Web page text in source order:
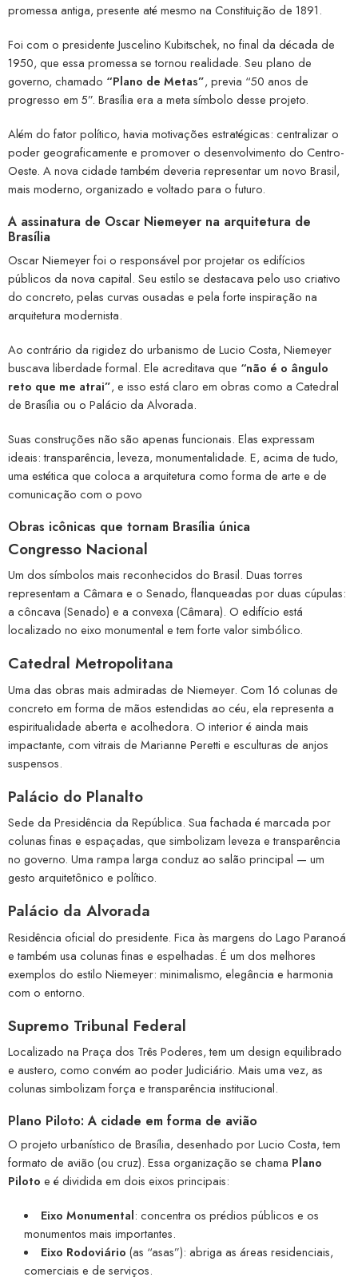
promessa antiga, presente até mesmo na Constituição de 1891.
Foi com o presidente Juscelino Kubitschek, no final da década de
1950, que essa promessa se tornou realidade. Seu plano de
governo, chamado “Plano de Metas”, previa “50 anos de
progresso em 5”. Brasília era a meta símbolo desse projeto.
Além do fator político, havia motivações estratégicas: centralizar o
poder geograficamente e promover o desenvolvimento do Centro-
Oeste. A nova cidade também deveria representar um novo Brasil,
mais moderno, organizado e voltado para o futuro.
A assinatura de Oscar Niemeyer na arquitetura de
Brasília
Oscar Niemeyer foi o responsável por projetar os edifícios
públicos da nova capital. Seu estilo se destacava pelo uso criativo
do concreto, pelas curvas ousadas e pela forte inspiração na
arquitetura modernista.
Ao contrário da rigidez do urbanismo de Lucio Costa, Niemeyer
buscava liberdade formal. Ele acreditava que “não é o ângulo
reto que me atrai”, e isso está claro em obras como a Catedral
de Brasília ou o Palácio da Alvorada.
Suas construções não são apenas funcionais. Elas expressam
ideais: transparência, leveza, monumentalidade. E, acima de tudo,
uma estética que coloca a arquitetura como forma de arte e de
comunicação com o povo
Obras icônicas que tornam Brasília única
Congresso Nacional
Um dos símbolos mais reconhecidos do Brasil. Duas torres
representam a Câmara e o Senado, flanqueadas por duas cúpulas:
a côncava (Senado) e a convexa (Câmara). O edifício está
localizado no eixo monumental e tem forte valor simbólico.
Catedral Metropolitana
Uma das obras mais admiradas de Niemeyer. Com 16 colunas de
concreto em forma de mãos estendidas ao céu, ela representa a
espiritualidade aberta e acolhedora. O interior é ainda mais
impactante, com vitrais de Marianne Peretti e esculturas de anjos
suspensos.
Palácio do Planalto
Sede da Presidência da República. Sua fachada é marcada por
colunas finas e espaçadas, que simbolizam leveza e transparência
no governo. Uma rampa larga conduz ao salão principal — um
gesto arquitetônico e político.
Palácio da Alvorada
Residência oficial do presidente. Fica às margens do Lago Paranoá
e também usa colunas finas e espelhadas. É um dos melhores
exemplos do estilo Niemeyer: minimalismo, elegância e harmonia
com o entorno.
Supremo Tribunal Federal
Localizado na Praça dos Três Poderes, tem um design equilibrado
e austero, como convém ao poder Judiciário. Mais uma vez, as
colunas simbolizam força e transparência institucional.
Plano Piloto: A cidade em forma de avião
O projeto urbanístico de Brasília, desenhado por Lucio Costa, tem
formato de avião (ou cruz). Essa organização se chama Plano
Piloto e é dividida em dois eixos principais:
Eixo Monumental: concentra os prédios públicos e os
monumentos mais importantes.
Eixo Rodoviário (as “asas”): abriga as áreas residenciais,
comerciais e de serviços.